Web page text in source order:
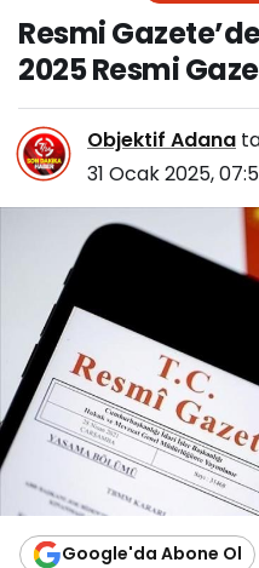
Resmi
2025 Resmi
Objektif Adana
31 Ocak 2025,
Google'da Abone Ol